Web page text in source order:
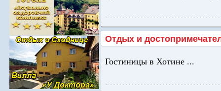
Отдых и
Гостиницы в Хотине ...